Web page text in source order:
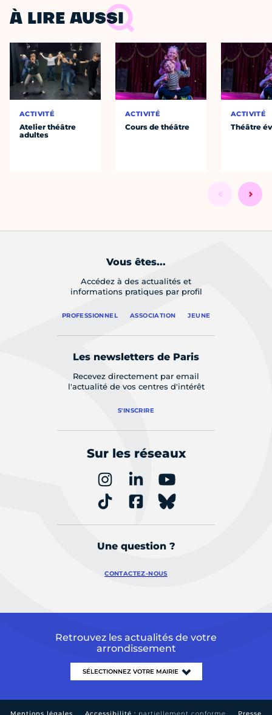
À LIRE AUSSI
ACTIVITÉ
Atelier théâtre
adultes
ACTIVITÉ
Cours de théâtre
ACTIVITÉ
Théâtre
Vous êtes...
Accédez à des actualités et
informations pratiques par profil
PROFESSIONNEL ASSOCIATION JEUNE
Les newsletters de Paris
Recevez directement par email
l'actualité de vos centres d'intérêt
S'INSCRIRE
Sur les réseaux
Une question ?
CONTACTEZ-NOUS
Retrouvez les actualités de votre
arrondissement